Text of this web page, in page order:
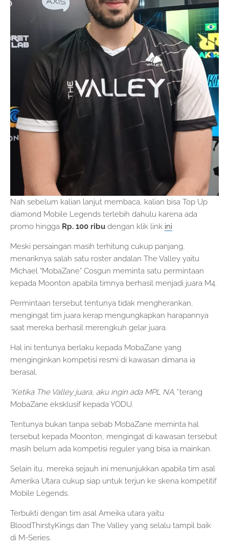
Nah sebelum kalian lanjut membaca, kalian bisa Top Up
diamond Mobile Legends terlebih dahulu karena ada
promo hingga Rp. 100 ribu dengan klik link ini
Meski persaingan masih terhitung cukup panjang,
menariknya salah satu roster andalan The Valley yaitu
Michael “MobaZane” Cosgun meminta satu permintaan
kepada Moonton apabila timnya berhasil menjadi juara M4.
Permintaan tersebut tentunya tidak mengherankan,
mengingat tim juara kerap mengungkapkan harapannya
saat mereka berhasil merengkuh gelar juara.
Hal ini tentunya berlaku kepada MobaZane yang
menginginkan kompetisi resmi di kawasan dimana ia
berasal.
“Ketika The Valley juara, aku ingin ada MPL NA,”terang
MobaZane eksklusif kepada YODU.
Tentunya bukan tanpa sebab MobaZane meminta hal
tersebut kepada Moonton, mengingat di kawasan tersebut
masih belum ada kompetisi reguler yang bisa ia mainkan.
Selain itu, mereka sejauh ini menunjukkan apabila tim asal
Amerika Utara cukup siap untuk terjun ke skena kompetitif
Mobile Legends.
Terbukti dengan tim asal Ameika utara yaitu
BloodThirstyKings dan The Valley yang selalu tampil baik
di M-Series.